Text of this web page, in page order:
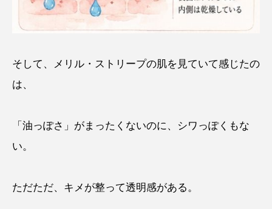
そして、メリル・ストリープの肌を見ていて感じたの
は、
「油っぽさ」がまったくないのに、シワっぽくもな
い。
ただただ、キメが整って透明感がある。